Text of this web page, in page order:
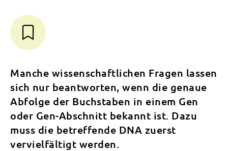
Manche wissenschaftlichen Fragen lassen
sich nur beantworten, wenn die genaue
Abfolge der Buchstaben in einem Gen
oder Gen-Abschnitt bekannt ist. Dazu
muss die betreffende DNA zuerst
vervielfältigt werden.